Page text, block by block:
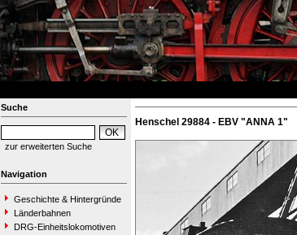
Suche
zur erweiterten Suche
Navigation
Geschichte & Hintergründe
Länderbahnen
DRG-Einheitslokomotiven
Henschel 29884 - EBV "ANNA 1"